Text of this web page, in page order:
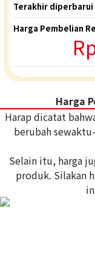
Terakhir diperbarui
Harga Pembelian
Harga
Harap dicatat
berubah
Selain itu, harga
produk. Silakan